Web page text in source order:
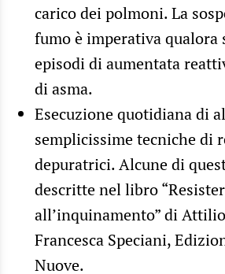
carico dei polmoni. La
fumo è imperativa
episodi di aumentata
di asma.
Esecuzione quotidiana di
semplicissime tecniche di
depuratrici. Alcune di
descritte nel libro
all’inquinamento” di
Francesca Speciani,
Nuove.